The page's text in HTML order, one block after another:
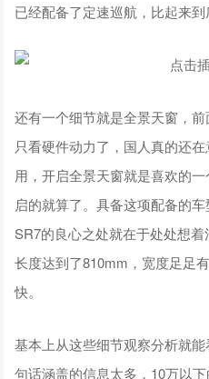
已经配备了定速巡航，比起来到
还有一个细节就是全景天窗，
只看硬件动力了，国人真的还
用，开启全景天窗就是喜欢的
启的就算了。具备这项配备的
SR7的良心之处就在于处处想
长度达到了810mm，宽度足足
快。
基本上从这些细节观察分析就
句话涵盖的信息太多，10万以